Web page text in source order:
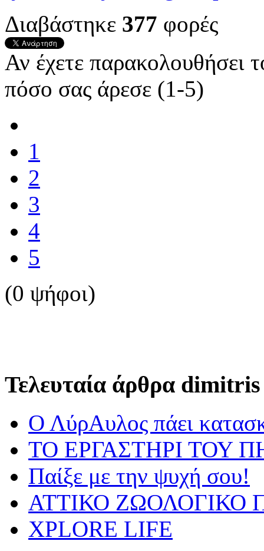
Διαβάστηκε 377 φορές
Αν έχετε παρακολουθήσει
πόσο σας άρεσε (1-5)
1
2
3
4
5
(0 ψήφοι)
Τελευταία άρθρα dimitris
Ο ΛύρΑυλος πάει
ΤΟ ΕΡΓΑΣΤΗΡΙ ΤΟΥ
Παίξε με την ψυχή σου!
ΑΤΤΙΚΟ ΖΩΟΛΟΓΙΚΟ
XPLORE LIFE